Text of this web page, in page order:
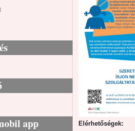
app Elérhetőségek: